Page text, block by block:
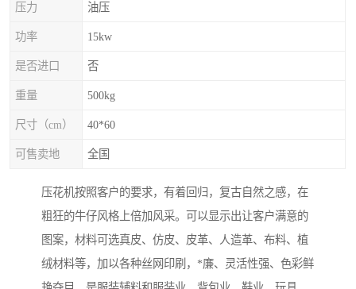
压力 油压
功率 15kw
是否进口 否
重量 500kg
尺寸（cm） 40*60
可售卖地 全国
压花机按照客户的要求，有着回归，复古自然之感，在
粗狂的牛仔风格上倍加风采。可以显示出让客户满意的
图案，材料可选真皮、仿皮、皮革、人造革、布料、植
绒材料等，加以各种丝网印刷，*廉、灵活性强、色彩鲜